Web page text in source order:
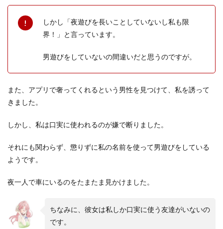
しかし「夜遊びを長いことしていないし私も限
界！」と言っています。
男遊びをしていないの間違いだと思うのですが。
また、アプリで奢ってくれるという男性を見つけて、私を誘って
きました。
しかし、私は口実に使われるのが嫌で断りました。
それにも関わらず、懲りずに私の名前を使って男遊びをしている
ようです。
夜一人で車にいるのをたまたま見かけました。
ちなみに、彼女は私しか口実に使う友達がいないの
です。